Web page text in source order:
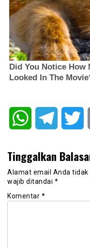
WhatsAppTelegram
Tinggalkan
Alamat email Anda tidak
wajib ditandai *
Komentar *